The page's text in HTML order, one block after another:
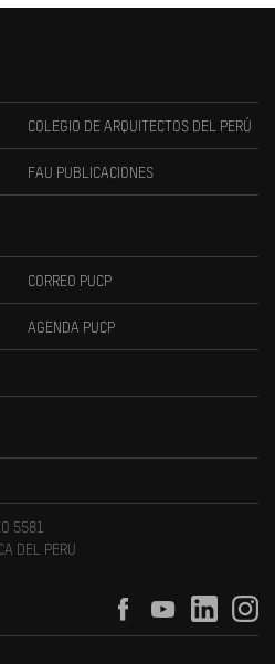
COLEGIO DE ARQUITECTOS DEL PERÚ
FAU PUBLICACIONES
CORREO PUCP
AGENDA PUCP
5581
DEL PERU